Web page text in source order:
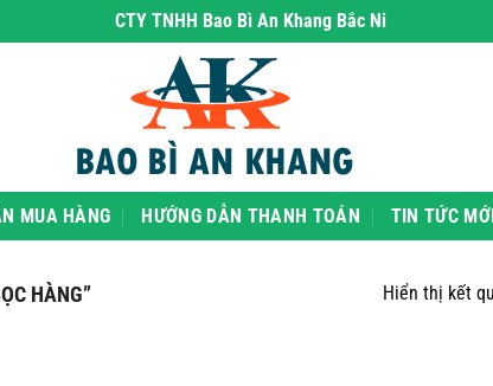
CTY TNHH Bao Bì An Khang Bắc Ninh- chuyên
MUA HÀNG HƯỚNG DẪN THANH TOÁN TIN TỨC
HÀNG” Hiển thị kết